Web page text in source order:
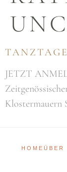
JETZT
Klostermauern
HOME ÜBER